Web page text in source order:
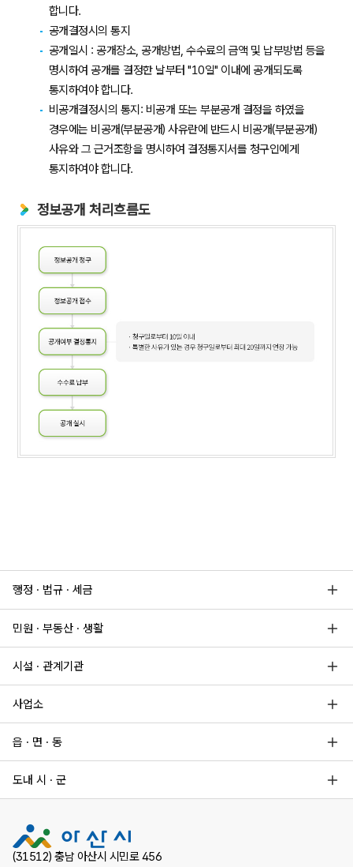
합니다.
공개결정시의 통지
공개일시 : 공개장소, 공개방법, 수수료의 금액 및 납부방법 등을
명시하여 공개를 결정한 날부터 "10일" 이내에 공개되도록
통지하여야 합니다.
비공개결정시의 통지: 비공개 또는 부분공개 결정을 하였을
경우에는 비공개(부분공개) 사유란에 반드시 비공개(부분공개)
사유와 그 근거조항을 명시하여 결정통지서를 청구인에게
통지하여야 합니다.
정보공개 처리흐름도
행정 · 법규 · 세금
민원 · 부동산 · 생활
시설 · 관계기관
사업소
읍 · 면 · 동
도내 시 · 군
(31512) 충남 아산시 시민로 456